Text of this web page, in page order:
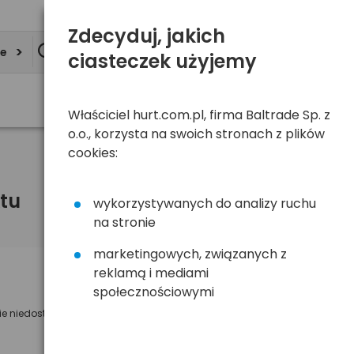
niedostępny
Powiadom mnie o dostępności
Zdecyduj, jakich
ciasteczek użyjemy
Właściciel hurt.com.pl, firma Baltrade Sp. z
o.o., korzysta na swoich stronach z plików
cookies:
wykorzystywanych do analizy ruchu
na stronie
marketingowych, związanych z
reklamą i mediami
społecznościowymi